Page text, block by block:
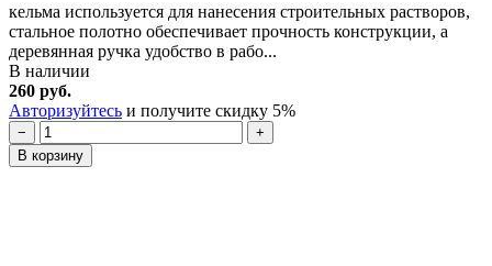
кельма используется для нанесения строительных растворов,
стальное полотно обеспечивает прочность конструкции, а
деревянная ручка удобство в рабо...
В наличии
260 руб.
Авторизуйтесь и получите скидку 5%
−
+
В корзину